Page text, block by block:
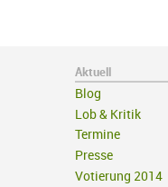
Aktuell
Blog
Lob & Kritik
Termine
Presse
Votierung 2014